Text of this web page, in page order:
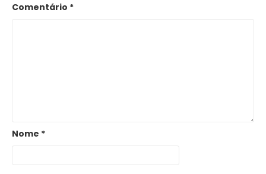
Comentário *
Nome *